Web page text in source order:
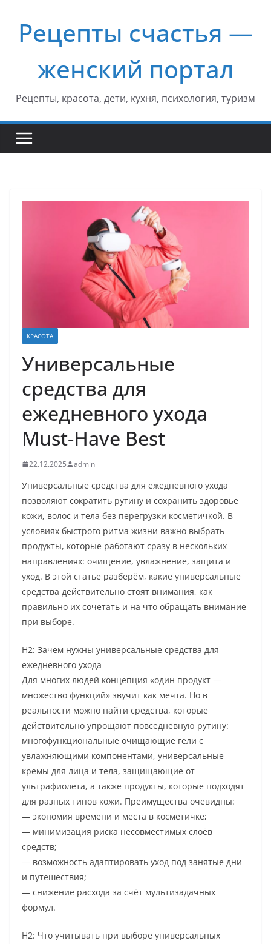
содержимому
Рецепты счастья —
женский портал
Рецепты, красота, дети, кухня, психология, туризм
КРАСОТА
Универсальные
средства для
ежедневного ухода
Must-Have Best
22.12.2025 admin
Универсальные средства для ежедневного ухода
позволяют сократить рутину и сохранить здоровье
кожи, волос и тела без перегрузки косметичкой. В
условиях быстрого ритма жизни важно выбрать
продукты, которые работают сразу в нескольких
направлениях: очищение, увлажнение, защита и
уход. В этой статье разберём, какие универсальные
средства действительно стоят внимания, как
правильно их сочетать и на что обращать внимание
при выборе.
H2: Зачем нужны универсальные средства для
ежедневного ухода
Для многих людей концепция «один продукт —
множество функций» звучит как мечта. Но в
реальности можно найти средства, которые
действительно упрощают повседневную рутину:
многофункциональные очищающие гели с
увлажняющими компонентами, универсальные
кремы для лица и тела, защищающие от
ультрафиолета, а также продукты, которые подходят
для разных типов кожи. Преимущества очевидны:
— экономия времени и места в косметичке;
— минимизация риска несовместимых слоёв
средств;
— возможность адаптировать уход под занятые дни
и путешествия;
— снижение расхода за счёт мультизадачных
формул.
H2: Что учитывать при выборе универсальных